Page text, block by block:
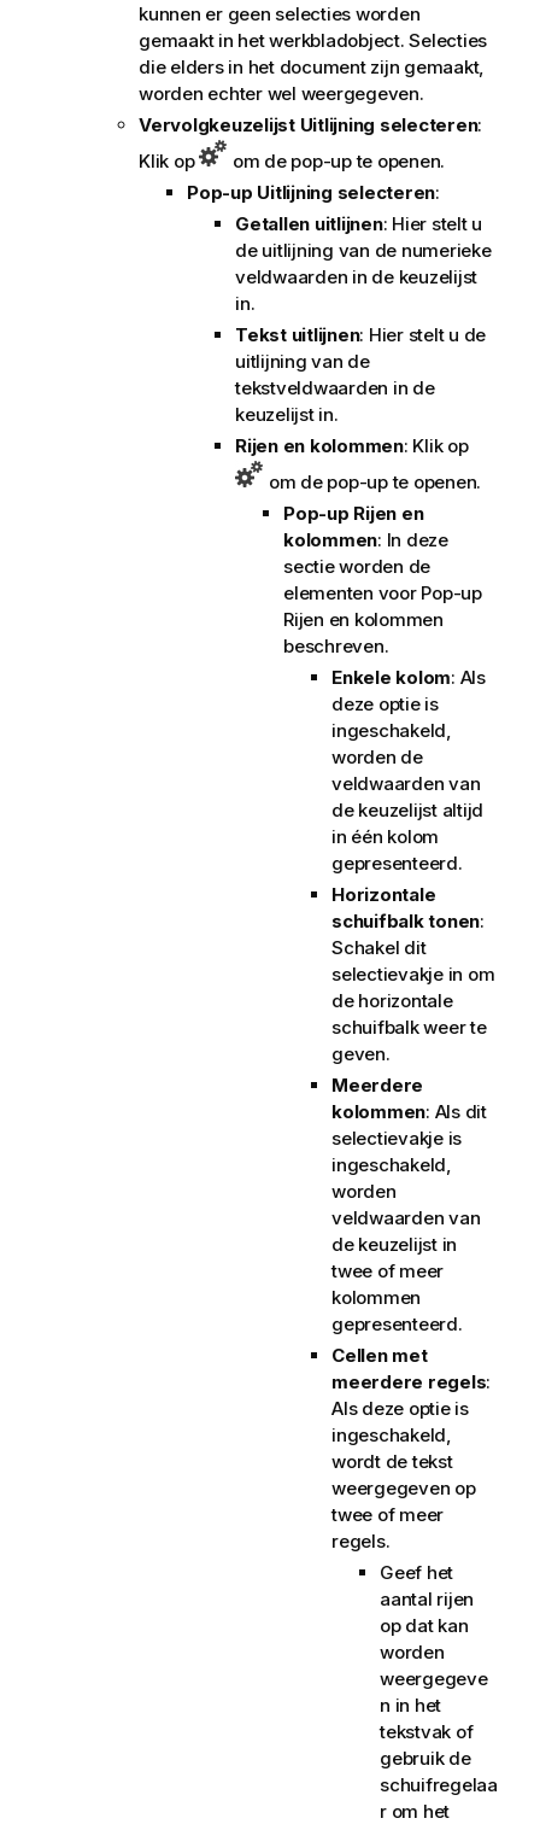
kunnen er geen selecties worden
gemaakt in het werkbladobject. Selecties
die elders in het document zijn gemaakt,
worden echter wel weergegeven.
Vervolgkeuzelijst Uitlijning selecteren:
Klik op
om de pop-up te openen.
Pop-up Uitlijning selecteren:
Getallen uitlijnen: Hier stelt u
de uitlijning van de numerieke
veldwaarden in de keuzelijst
in.
Tekst uitlijnen: Hier stelt u de
uitlijning van de
tekstveldwaarden in de
keuzelijst in.
Rijen en kolommen: Klik op
om de pop-up te openen.
Pop-up Rijen en
kolommen: In deze
sectie worden de
elementen voor Pop-up
Rijen en kolommen
beschreven.
Enkele kolom: Als
deze optie is
ingeschakeld,
worden de
veldwaarden van
de keuzelijst altijd
in één kolom
gepresenteerd.
Horizontale
schuifbalk tonen:
Schakel dit
selectievakje in om
de horizontale
schuifbalk weer te
geven.
Meerdere
kolommen: Als dit
selectievakje is
ingeschakeld,
worden
veldwaarden van
de keuzelijst in
twee of meer
kolommen
gepresenteerd.
Cellen met
meerdere regels:
Als deze optie is
ingeschakeld,
wordt de tekst
weergegeven op
twee of meer
regels.
Geef het
aantal rijen
op dat kan
worden
weergegeve
n in het
tekstvak of
gebruik de
schuifregelaa
r om het